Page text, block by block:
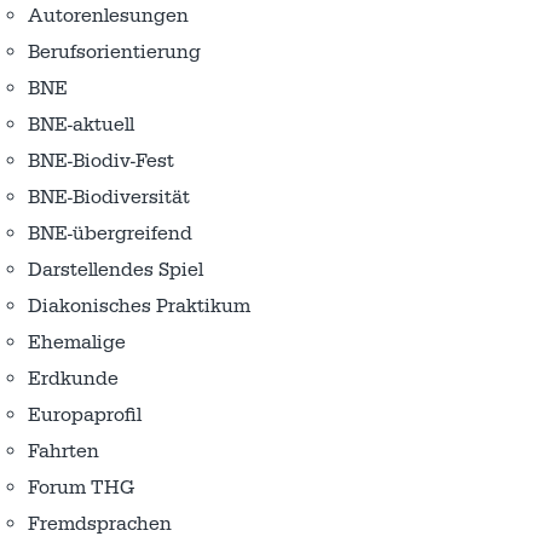
Autorenlesungen
Berufsorientierung
BNE
BNE-aktuell
BNE-Biodiv-Fest
BNE-Biodiversität
BNE-übergreifend
Darstellendes Spiel
Diakonisches Praktikum
Ehemalige
Erdkunde
Europaprofil
Fahrten
Forum THG
Fremdsprachen